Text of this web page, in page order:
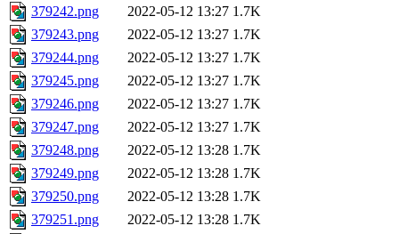
379242.png
2022-05-12 13:27 1.7K
379243.png
2022-05-12 13:27 1.7K
379244.png
2022-05-12 13:27 1.7K
379245.png
2022-05-12 13:27 1.7K
379246.png
2022-05-12 13:27 1.7K
379247.png
2022-05-12 13:27 1.7K
379248.png
2022-05-12 13:28 1.7K
379249.png
2022-05-12 13:28 1.7K
379250.png
2022-05-12 13:28 1.7K
379251.png
2022-05-12 13:28 1.7K